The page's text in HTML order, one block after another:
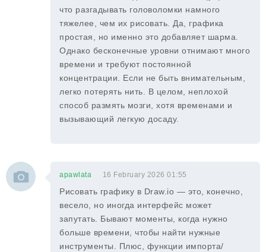
что разгадывать головоломки намного
тяжелее, чем их рисовать. Да, графика
простая, но именно это добавляет шарма.
Однако бесконечные уровни отнимают много
времени и требуют постоянной
концентрации. Если не быть внимательным,
легко потерять нить. В целом, неплохой
способ размять мозги, хотя временами и
вызывающий легкую досаду.
apawlata 16 February 2026 01:55
Рисовать графику в Draw.io — это, конечно,
весело, но иногда интерфейс может
запутать. Бывают моменты, когда нужно
больше времени, чтобы найти нужные
инструменты. Плюс, функции импорта/